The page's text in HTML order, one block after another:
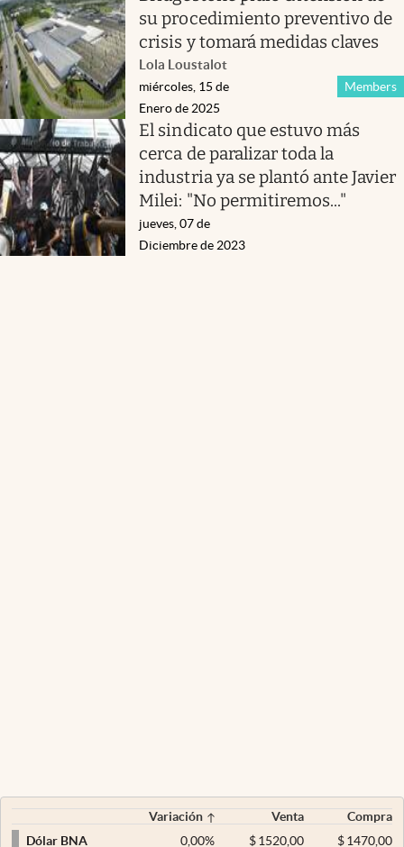
su procedimiento preventivo de
crisis y tomará medidas claves
Lola Loustalot
Members
miércoles, 15 de
Enero de 2025
El sindicato que estuvo más
cerca de paralizar toda la
industria ya se plantó ante Javier
Milei: "No permitiremos..."
jueves, 07 de
Diciembre de 2023
Variación Venta
Compra
Dólar BNA
0,00% $ 1520,00 $1470,00